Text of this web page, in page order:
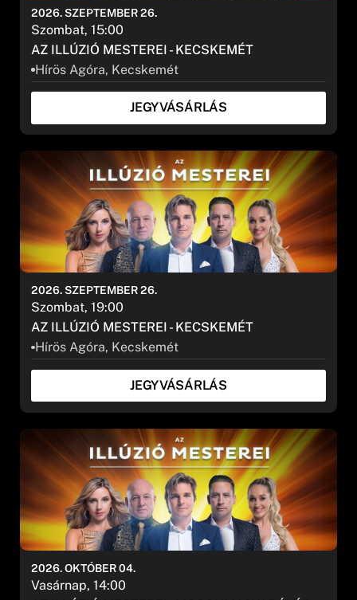
AZ ILLÚZIÓ MESTEREI - KECSKEMÉT
Hírös Agóra, Kecskemét
2026. SZEPTEMBER 26.
Szombat, 15:00
JEGYVÁSÁRLÁS
AZ ILLÚZIÓ MESTEREI - KECSKEMÉT
Hírös Agóra, Kecskemét
2026. SZEPTEMBER 26.
Szombat, 19:00
JEGYVÁSÁRLÁS
2026. OKTÓBER 04.
Vasárnap, 14:00